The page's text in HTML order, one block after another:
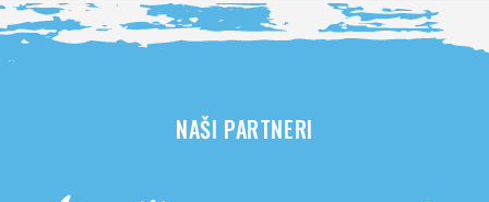
NAŠI PARTNERI